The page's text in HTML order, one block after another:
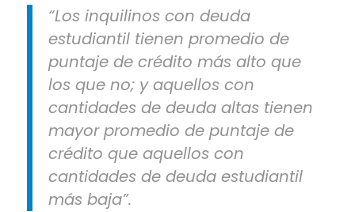
“Los inquilinos con deuda
estudiantil tienen promedio de
puntaje de crédito más alto que
los que no; y aquellos con
cantidades de deuda altas tienen
mayor promedio de puntaje de
crédito que aquellos con
cantidades de deuda estudiantil
más baja”.